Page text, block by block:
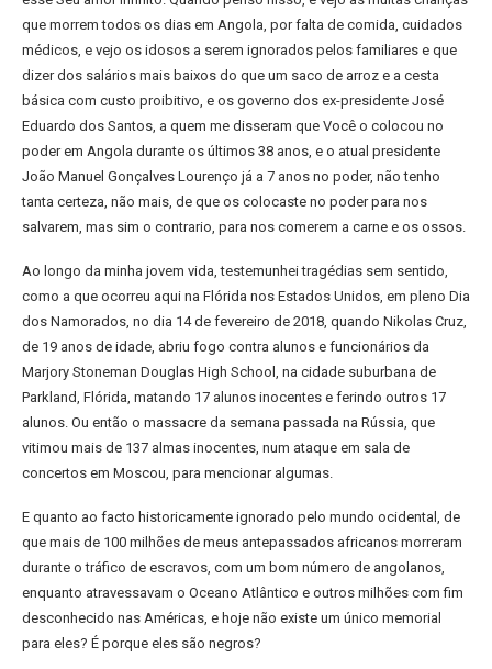
que morrem todos os dias em Angola, por falta de comida, cuidados
médicos, e vejo os idosos a serem ignorados pelos familiares e que
dizer dos salários mais baixos do que um saco de arroz e a cesta
básica com custo proibitivo, e os governo dos ex-presidente José
Eduardo dos Santos, a quem me disseram que Você o colocou no
poder em Angola durante os últimos 38 anos, e o atual presidente
João Manuel Gonçalves Lourenço já a 7 anos no poder, não tenho
tanta certeza, não mais, de que os colocaste no poder para nos
salvarem, mas sim o contrario, para nos comerem a carne e os ossos.
Ao longo da minha jovem vida, testemunhei tragédias sem sentido,
como a que ocorreu aqui na Flórida nos Estados Unidos, em pleno Dia
dos Namorados, no dia 14 de fevereiro de 2018, quando Nikolas Cruz,
de 19 anos de idade, abriu fogo contra alunos e funcionários da
Marjory Stoneman Douglas High School, na cidade suburbana de
Parkland, Flórida, matando 17 alunos inocentes e ferindo outros 17
alunos. Ou então o massacre da semana passada na Rússia, que
vitimou mais de 137 almas inocentes, num ataque em sala de
concertos em Moscou, para mencionar algumas.
E quanto ao facto historicamente ignorado pelo mundo ocidental, de
que mais de 100 milhões de meus antepassados africanos morreram
durante o tráfico de escravos, com um bom número de angolanos,
enquanto atravessavam o Oceano Atlântico e outros milhões com fim
desconhecido nas Américas, e hoje não existe um único memorial
para eles? É porque eles são negros?